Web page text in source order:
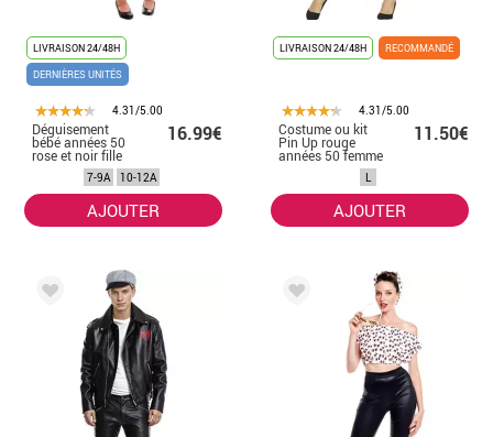
LIVRAISON 24/48H
DERNIÈRES UNITÉS
4.31/5.00
Déguisement
bébé années 50
rose et noir fille
16.99€
7-9A 10-12A
AJOUTER
LIVRAISON 24/48H RECOMMANDÉ
4.31/5.00
Costume ou kit
Pin Up rouge
années 50 femme
: jupe et nœud
11.50€
L
AJOUTER